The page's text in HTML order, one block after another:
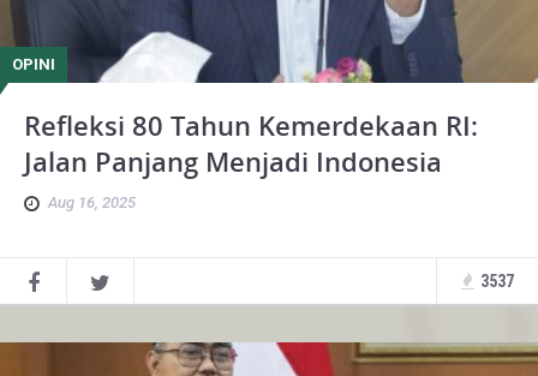
OPINI
Refleksi 80 Tahun Kemerdekaan RI:
Jalan Panjang Menjadi Indonesia
Aug 16, 2025
3537